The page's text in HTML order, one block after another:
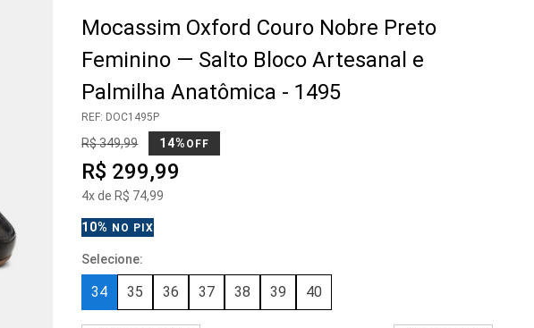
Mocassim Oxford Couro Nobre Preto
Feminino — Salto Bloco Artesanal e
Palmilha Anatômica - 1495
REF: DOC1495P
R$349,99 14% OFF
R$ 299,99
4x de R$ 74,99
10% NO PIX
34 35 36 37 38 39 40